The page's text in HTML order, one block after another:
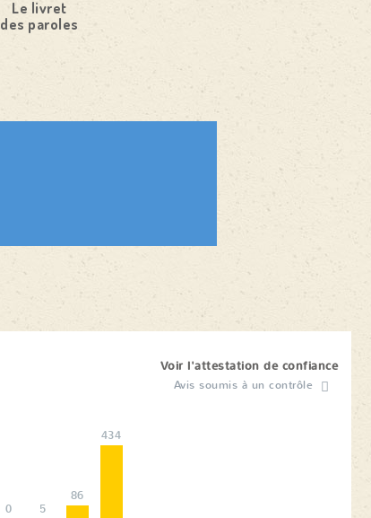
Le livret
des paroles
Voir l'attestation de confiance
Avis soumis à un contrôle
0 5
86
434